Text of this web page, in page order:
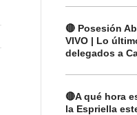
🔴 Posesión
VIVO | Lo
delegados a
🔴A qué hora
la Espriella